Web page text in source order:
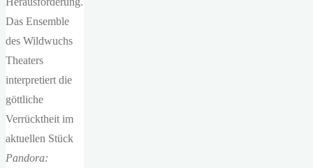
Das Ensemble
des Wildwuchs
Theaters
interpretiert die
göttliche
Verrücktheit im
aktuellen Stück
Pandora: